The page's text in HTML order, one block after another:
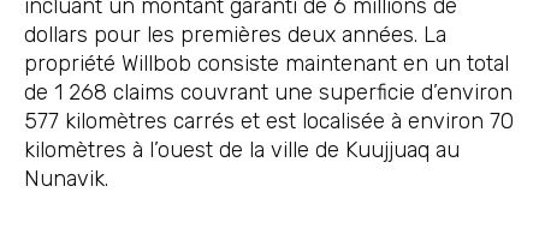
incluant un montant garanti de 6 millions de
dollars pour les premières deux années. La
propriété Willbob consiste maintenant en un total
de 1 268 claims couvrant une superficie d’environ
577 kilomètres carrés et est localisée à environ 70
kilomètres à l’ouest de la ville de Kuujjuaq au
Nunavik.